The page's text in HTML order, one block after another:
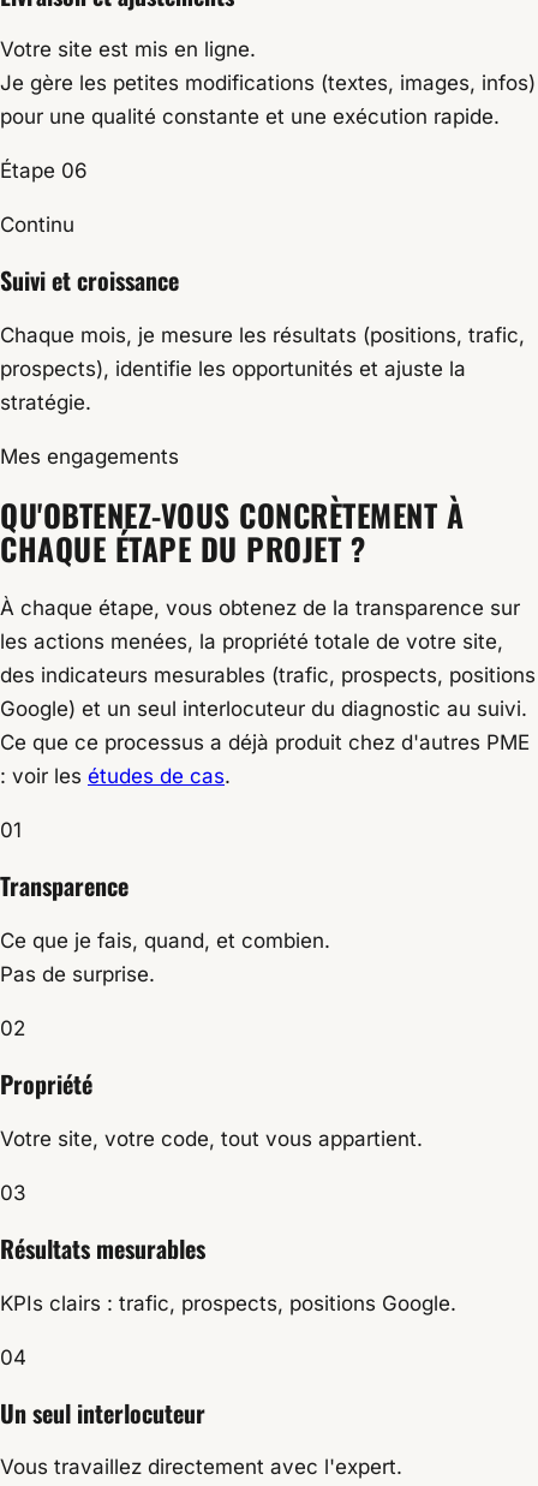
Votre site est mis en ligne.
Je gère les petites modifications (textes, images, infos)
pour une qualité constante et une exécution rapide.
Étape 06
Continu
Suivi et croissance
Chaque mois, je mesure les résultats (positions, trafic,
prospects), identifie les opportunités et ajuste la
stratégie.
Mes engagements
QU'OBTENEZ-VOUS CONCRÈTEMENT À
CHAQUE ÉTAPE DU PROJET ?
À chaque étape, vous obtenez de la transparence sur
les actions menées, la propriété totale de votre site,
des indicateurs mesurables (trafic, prospects, positions
Google) et un seul interlocuteur du diagnostic au suivi.
Ce que ce processus a déjà produit chez d'autres PME
: voir les études de cas.
01
Transparence
Ce que je fais, quand, et combien.
Pas de surprise.
02
Propriété
Votre site, votre code, tout vous appartient.
03
Résultats mesurables
KPIs clairs : trafic, prospects, positions Google.
04
Un seul interlocuteur
Vous travaillez directement avec l'expert.